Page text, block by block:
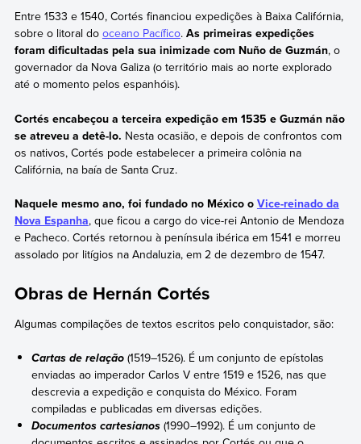
Entre 1533 e 1540, Cortés financiou expedições à Baixa Califórnia,
sobre o litoral do oceano Pacífico.As primeiras expedições
foram dificultadas pela sua inimizade com Nuño de Guzmán, o
governador da Nova Galiza (o território mais ao norte explorado
até o momento pelos espanhóis).
Cortés encabeçou a terceira expedição em 1535 e Guzmán não
se atreveu a detê-lo. Nesta ocasião, e depois de confrontos com
os nativos, Cortés pode estabelecer a primeira colônia na
Califórnia, na baía de Santa Cruz.
Naquele mesmo ano, foi fundado no México o Vice-reinado da
Nova Espanha, que ficou a cargo do vice-rei Antonio de Mendoza
e Pacheco. Cortés retornou à península ibérica em 1541 e morreu
assolado por litígios na Andaluzia, em 2 de dezembro de 1547.
Obras de Hernán Cortés
Algumas compilações de textos escritos pelo conquistador, são:
Cartas de relação (1519–1526). É um conjunto de epístolas
enviadas ao imperador Carlos V entre 1519 e 1526, nas que
descrevia a expedição e conquista do México. Foram
compiladas e publicadas em diversas edições.
Documentos cartesianos (1990–1992). É um conjunto de